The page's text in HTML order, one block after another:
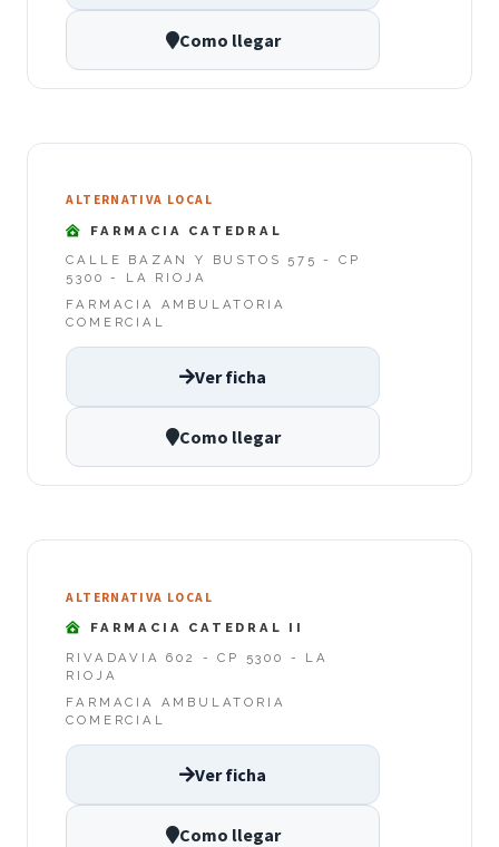
Como llegar
ALTERNATIVA LOCAL
FARMACIA CATEDRAL
CALLE BAZAN Y BUSTOS 575 - CP
5300 - LA RIOJA
FARMACIA AMBULATORIA
COMERCIAL
Ver ficha
Como llegar
ALTERNATIVA LOCAL
FARMACIA CATEDRAL II
RIVADAVIA 602 - CP 5300 - LA
RIOJA
FARMACIA AMBULATORIA
COMERCIAL
Ver ficha
Como llegar